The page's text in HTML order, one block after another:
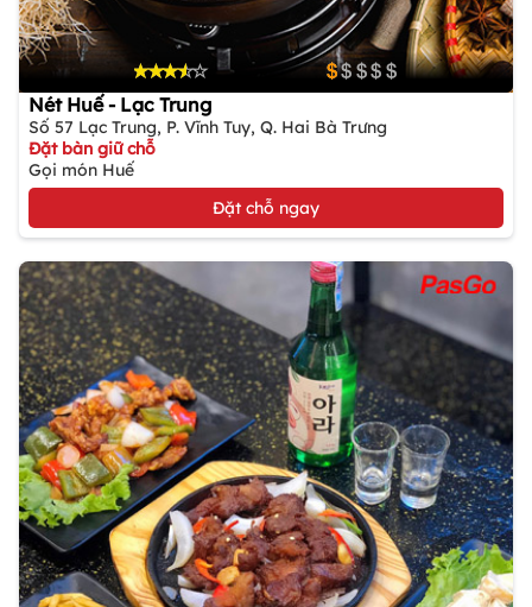
Nét Huế - Lạc Trung
Số 57 Lạc Trung, P. Vĩnh Tuy, Q. Hai Bà Trưng
Đặt bàn giữ chỗ
Gọi món Huế
Đặt chỗ ngay